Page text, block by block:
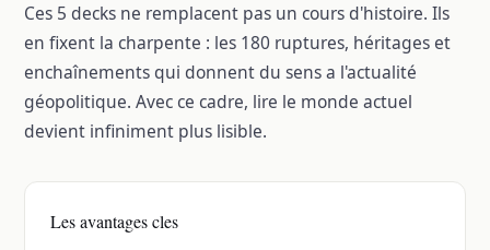
Ces 5 decks ne remplacent pas un cours d'histoire. Ils
en fixent la charpente : les 180 ruptures, héritages et
enchaînements qui donnent du sens a l'actualité
géopolitique. Avec ce cadre, lire le monde actuel
devient infiniment plus lisible.
Les avantages cles